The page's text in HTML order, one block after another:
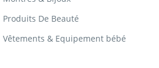
Produits De Beauté
Vêtements & Equipement bébé